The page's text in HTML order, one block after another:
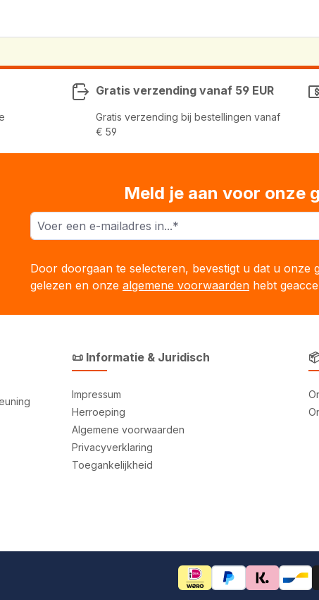
Gratis verzending vanaf 59 EUR
Gratis verzending bij bestellingen vanaf
€ 59
Meld je aan voor onze
Door doorgaan te selecteren, bevestigt u dat u onze
gelezen en onze algemene voorwaarden hebt
📜 Informatie & Juridisch
Impressum
Herroeping
Algemene voorwaarden
Privacyverklaring
Toegankelijkheid